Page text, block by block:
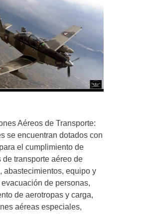
Aéreos de Transporte:
se encuentran dotados con
el cumplimiento de
de transporte aéreo de
abastecimientos, equipo y
evacuación de personas,
de aerotropas y carga,
aéreas especiales,